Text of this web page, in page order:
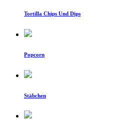
Tortilla Chips Und Dips
Popcorn
Stäbchen